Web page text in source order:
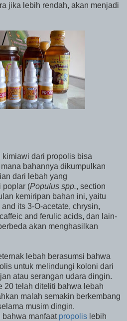
jika lebih rendah, akan menjadi
dari propolis bisa
bahannya dikumpulkan
dari lebah yang
poplar (Populus spp., section
kemiripan bahan ini, yaitu
its 3-O-acetate, chrysin,
and ferulic acids, dan lain-
akan menghasilkan
lebah berasumsi bahwa
untuk melindungi koloni dari
atau serangan udara dingin.
20 telah diteliti bahwa lebah
malah semakin berkembang
musim dingin.
bahwa manfaat propolis lebih